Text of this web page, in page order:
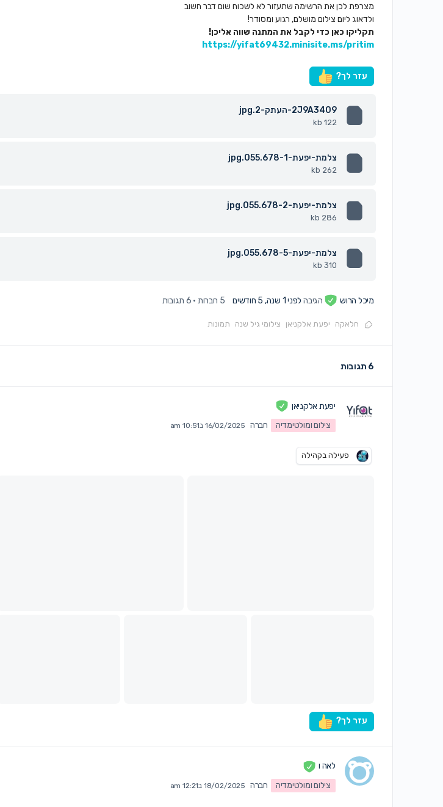
מצרפת לכן את הרשימה שתעזור לא לשכוח שום דבר חשוב
ולדאוג ליום צילום מושלם, רגוע ומסודר!
תקליקו כאן כדי לקבל את המתנה שווה אליכן!
https://yifat69432.minisite.ms/pritim
עזר לך?
2J9A3409-העתק-2.jpg
122 kb
צלמת-יפעת-055.678-1.jpg
262 kb
צלמת-יפעת-055.678-2.jpg
286 kb
צלמת-יפעת-055.678-5.jpg
310 kb
מיכל הרוש הגיבה לפני 1 שנה, 5 חודשים 5 חברות · 6 תגובות
חלאקה יפעת אלקניאן צילומי גיל שנה תמונות
6 תגובות
יפעת אלקניאן
צילום ומולטימדיה
חברה 16/02/2025 ב10:51 am
פעילה בקהילה
עזר לך?
לאה ו
צילום ומולטימדיה
חברה 18/02/2025 ב12:21 am